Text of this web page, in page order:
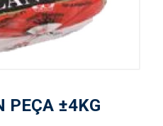
PEÇA ±4KG